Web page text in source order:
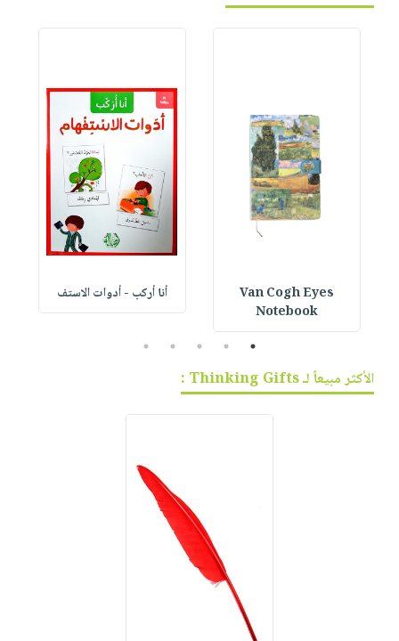
Van Cogh Eyes
Notebook
أنا أركب - أدوات الاستف
1
2
3
4
5
الأكثر مبيعاً لـ Thinking Gifts :